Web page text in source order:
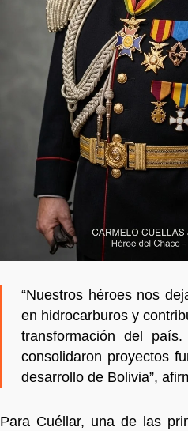
“Nuestros héroes nos
en hidrocarburos y
transformación del
consolidaron proyectos
desarrollo de Bolivia”,
Para Cuéllar, una de las